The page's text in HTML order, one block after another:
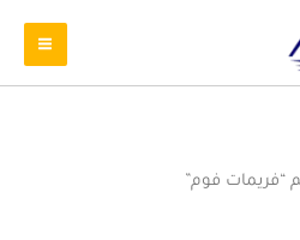
“فريمات فوم”